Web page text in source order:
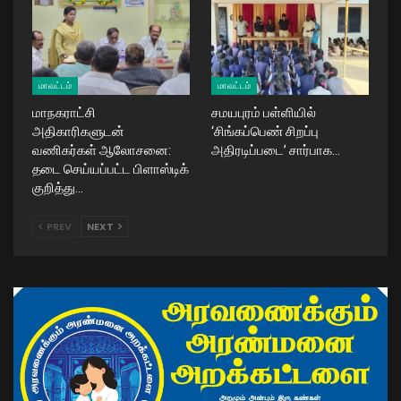
மாவட்டம்
மாநகராட்சி
அதிகாரிகளுடன்
வணிகர்கள் ஆலோசனை:
தடை செய்யப்பட்ட பிளாஸ்டிக்
குறித்து…
மாவட்டம்
சமயபுரம் பள்ளியில்
‘சிங்கப்பெண் சிறப்பு
அதிரடிப்படை’ சார்பாக…
PREV NEXT